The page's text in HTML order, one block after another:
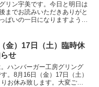
リン宇美です。今日と明日は
までお読みいただきありがと
ぱいの一日になりますように
金）17日（土）臨時休
せ
ハンバーガー工房グリング
。8月16日（金）17日（土）
お休み致します。大変ご迷